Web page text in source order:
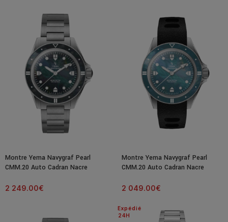
Montre Yema Navygraf Pearl
CMM.20 Auto Cadran Nacre
2 249.00€
Montre Yema Navygraf Pearl
CMM.20 Auto Cadran Nacre
2 049.00€
24H
Expédié